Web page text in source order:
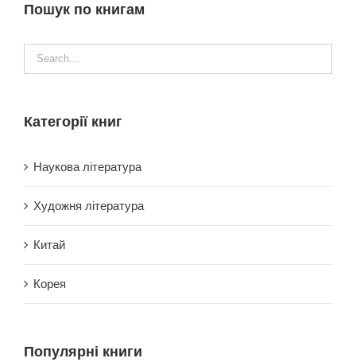
Пошук по книгам
Категорії книг
Наукова література
Художня література
Китай
Корея
Популярні книги